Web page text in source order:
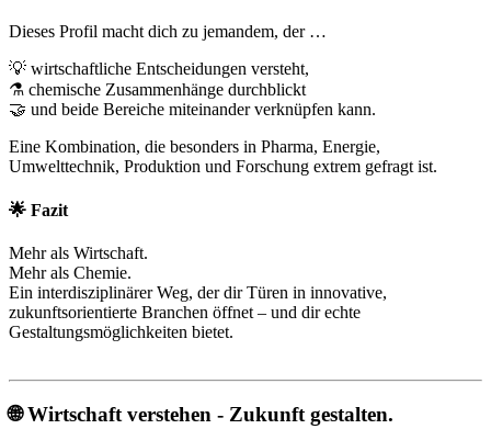
Dieses Profil macht dich zu jemandem, der …
💡 wirtschaftliche Entscheidungen versteht,
⚗️ chemische Zusammenhänge durchblickt
🤝 und beide Bereiche miteinander verknüpfen kann.
Eine Kombination, die besonders in Pharma, Energie,
Umwelttechnik, Produktion und Forschung extrem gefragt ist.
🌟 Fazit
Mehr als Wirtschaft.
Mehr als Chemie.
Ein interdisziplinärer Weg, der dir Türen in innovative,
zukunftsorientierte Branchen öffnet – und dir echte
Gestaltungsmöglichkeiten bietet.
🌐 Wirtschaft verstehen - Zukunft gestalten.